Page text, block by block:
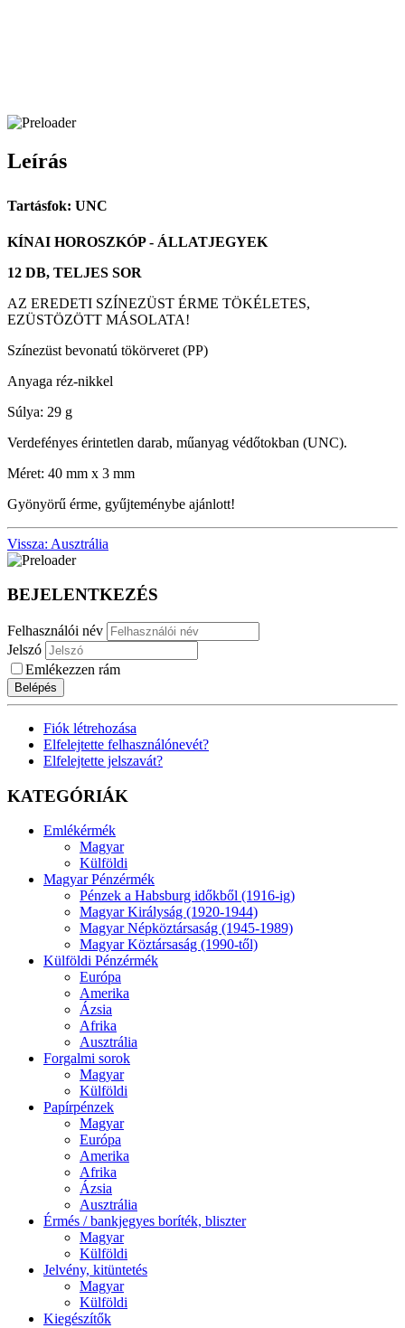
Leírás
Tartásfok: UNC
KÍNAI HOROSZKÓP - ÁLLATJEGYEK
12 DB, TELJES SOR
AZ EREDETI SZÍNEZÜST ÉRME TÖKÉLETES,
EZÜSTÖZÖTT MÁSOLATA!
Színezüst bevonatú tökörveret (PP)
Anyaga réz-nikkel
Súlya: 29 g
Verdefényes érintetlen darab, műanyag védőtokban (UNC).
Méret: 40 mm x 3 mm
Gyönyörű érme, gyűjteménybe ajánlott!
Vissza: Ausztrália
BEJELENTKEZÉS
Felhasználói név
Jelszó
Emlékezzen rám
Belépés
Fiók létrehozása
Elfelejtette felhasználónevét?
Elfelejtette jelszavát?
KATEGÓRIÁK
Emlékérmék
Magyar
Külföldi
Magyar Pénzérmék
Pénzek a Habsburg időkből (1916-ig)
Magyar Királyság (1920-1944)
Magyar Népköztársaság (1945-1989)
Magyar Köztársaság (1990-től)
Külföldi Pénzérmék
Európa
Amerika
Ázsia
Afrika
Ausztrália
Forgalmi sorok
Magyar
Külföldi
Papírpénzek
Magyar
Európa
Amerika
Afrika
Ázsia
Ausztrália
Érmés / bankjegyes boríték, bliszter
Magyar
Külföldi
Jelvény, kitüntetés
Magyar
Külföldi
Kiegészítők